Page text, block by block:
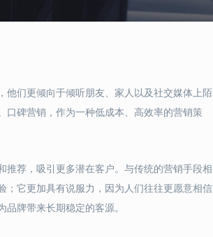
们更倾向于倾听朋友、家人以及社交媒体上陌
碑营销，作为一种低成本、高效率的营销策
荐，吸引更多潜在客户。与传统的营销手段相
；它更加具有说服力，因为人们往往更愿意相信
牌带来长期稳定的客源。